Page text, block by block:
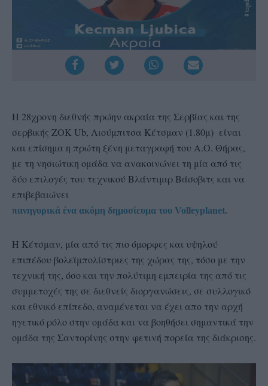
Η 28χρονη διεθνής πρώην ακραία της Σερβίας και της
σερβικής ΖΟΚ Ub, Λιούμπιτσα Κέτσμαν (1.80μ) είναι
και επίσημα η πρώτη ξένη μεταγραφή του Α.Ο. Θήρας,
με τη νησιώτικη ομάδα να ανακοινώνει τη μία από τις
δύο επιλογές του τεχνικού Βλάντιμιρ Βάσοβιτς και να
επιβεβαιώνει
πανηγυρικά ένα ακόμη δημοσίευμα του Volleyplanet.
Η Κέτσμαν, μία από τις πιο όμορφες και υψηλού
επιπέδου βολεϊμπολίστριες της χώρας της, τόσο με την
τεχνική της, όσο και την πολύτιμη εμπειρία της από τις
συμμετοχές της σε διεθνείς διοργανώσεις, σε συλλογικό
και εθνικό επίπεδο, αναμένεται να έχει απο την αρχή
ηγετικό ρόλο στην ομάδα και να βοηθήσει σημαντικά την
ομάδα της Σαντορίνης στην φετινή πορεία της διάκρισης.